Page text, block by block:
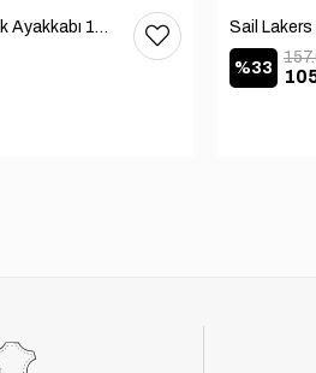
Özel Üretim - Günlük Ayakkabı 101-2630-11473
%33